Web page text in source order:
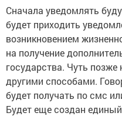
Сначала уведомлять
будет приходить
возникновением
на получение
государства. Чуть
другими способами.
будет получать по смс
Будет еще создан